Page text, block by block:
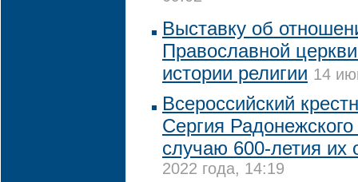
Выставку об
Православной
истории религии 14
Всероссийский
Сергия
случаю 600-летия их
2022 года, 14:19